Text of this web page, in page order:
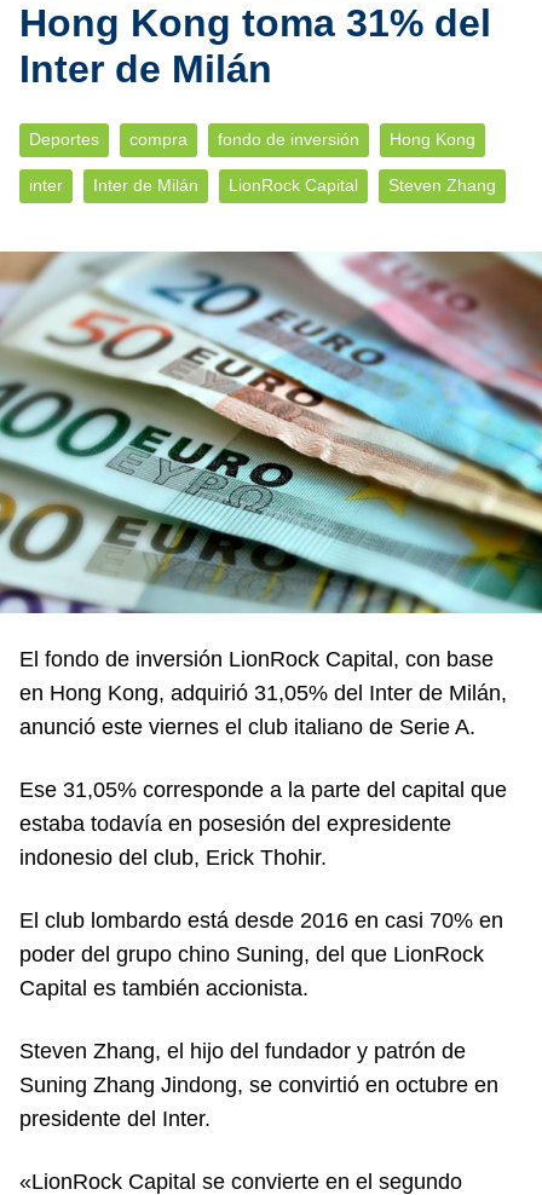
Hong Kong toma 31% del
Inter de Milán
Deportes compra fondo de inversión Hong Kong
inter Inter de Milán LionRock Capital Steven Zhang
El fondo de inversión LionRock Capital, con base
en Hong Kong, adquirió 31,05% del Inter de Milán,
anunció este viernes el club italiano de Serie A.
Ese 31,05% corresponde a la parte del capital que
estaba todavía en posesión del expresidente
indonesio del club, Erick Thohir.
El club lombardo está desde 2016 en casi 70% en
poder del grupo chino Suning, del que LionRock
Capital es también accionista.
Steven Zhang, el hijo del fundador y patrón de
Suning Zhang Jindong, se convirtió en octubre en
presidente del Inter.
«LionRock Capital se convierte en el segundo